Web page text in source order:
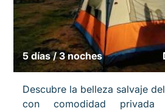
5 días / 3 noches
Descubre la belleza salvaje
con comodidad